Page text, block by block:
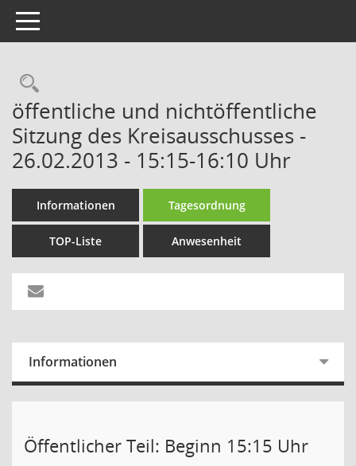
Toggle navigation
Rechercheauswahl
öffentliche und nichtöffentliche
Sitzung des Kreisausschusses -
26.02.2013 - 15:15-16:10 Uhr
Informationen Tagesordnung
TOP-Liste Anwesenheit
Informationen
Öffentlicher Teil: Beginn 15:15 Uhr